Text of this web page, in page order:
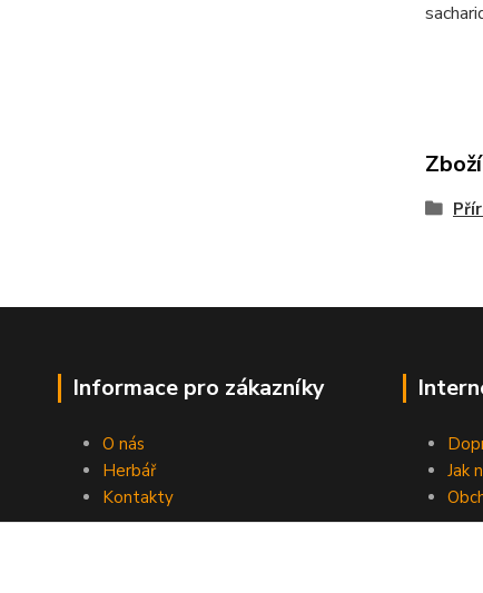
Informace pro zákazníky
O nás
Herbář
Kontakty
Jak